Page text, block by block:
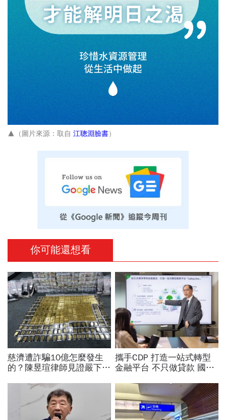
▲（圖片來源：取自 江聰淵臉書）
你可能還想看
慈濟遭詐騙10億怎麼發生
的？陳昱瑄律師見證嚴下跪
金，洗錢手法曝光…慈濟回
攜手CDP 打造一站式轉型
金融平台 不只做貸款 國泰